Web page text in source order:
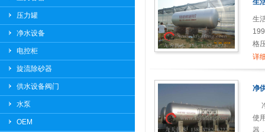
压力罐
净水设备
电控柜
旋流除砂器
供水设备阀门
水泵
OEM
生
生
格
安
详
净
使
器